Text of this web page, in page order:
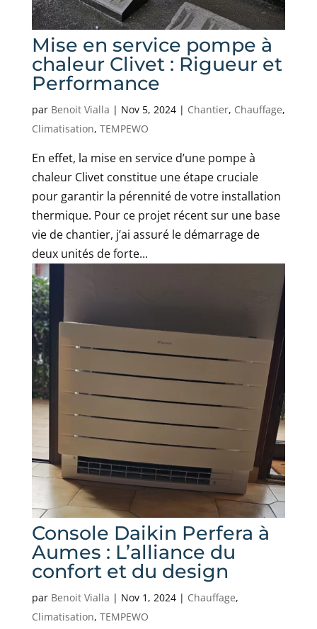
Mise en service pompe à
chaleur Clivet : Rigueur et
Performance
par Benoit Vialla | Nov 5, 2024| Chantier, Chauffage,
Climatisation, TEMPEWO
En effet, la mise en service d’une pompe à
chaleur Clivet constitue une étape cruciale
pour garantir la pérennité de votre installation
thermique. Pour ce projet récent sur une base
vie de chantier, j’ai assuré le démarrage de
deux unités de forte...
Console Daikin Perfera à
Aumes : L’alliance du
confort et du design
par Benoit Vialla | Nov 1, 2024| Chauffage,
Climatisation, TEMPEWO